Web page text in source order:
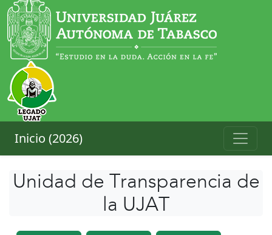
Inicio (2026)
Unidad de Transparencia de
la UJAT